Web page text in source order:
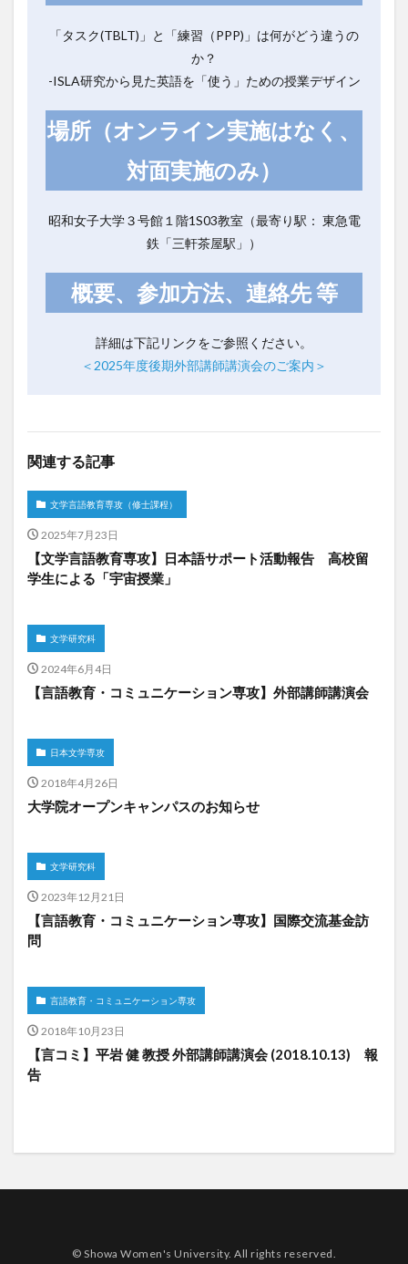
「タスク(TBLT)」と「練習（PPP)」は何がどう違うの
か？
-ISLA研究から見た英語を「使う」ための授業デザイン
場所（オンライン実施はなく、
対面実施のみ）
昭和女子大学３号館１階1S03教室（最寄り駅： 東急電
鉄「三軒茶屋駅」）
概要、参加方法、連絡先 等
詳細は下記リンクをご参照ください。
＜2025年度後期外部講師講演会のご案内＞
関連する記事
文学言語教育専攻（修士課程）
2025年7月23日
【文学言語教育専攻】日本語サポート活動報告 高校留
学生による「宇宙授業」
文学研究科
2024年6月4日
【言語教育・コミュニケーション専攻】外部講師講演会
日本文学専攻
2018年4月26日
大学院オープンキャンパスのお知らせ
文学研究科
2023年12月21日
【言語教育・コミュニケーション専攻】国際交流基金訪
問
言語教育・コミュニケーション専攻
2018年10月23日
【言コミ】平岩 健 教授 外部講師講演会 (2018.10.13) 報
告
© Showa Women's University. All rights reserved.